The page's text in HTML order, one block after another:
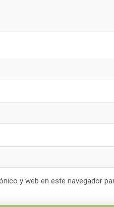
y web en este navegador